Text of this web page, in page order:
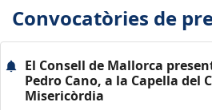
Convocatòries de
El Consell de Mallorca
Pedro Cano, a la Capella del
Misericòrdia